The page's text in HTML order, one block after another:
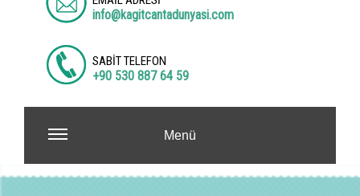
info@kagitcantadunyasi.com
SABİT TELEFON
+90 530 887 64 59
Menü